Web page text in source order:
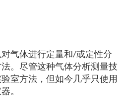
气体进行定量和/或定性分
。尽管这种气体分析测量技
室方法，但如今几乎只使用
。